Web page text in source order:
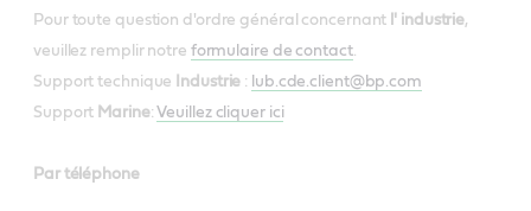
Pour toute question d'ordre général concernant l' industrie,
veuillez remplir notre formulaire de contact.
Support technique
Industrie : lub.cde.client@bp.com
Support Marine:Veuillez cliquer ici
Par téléphone